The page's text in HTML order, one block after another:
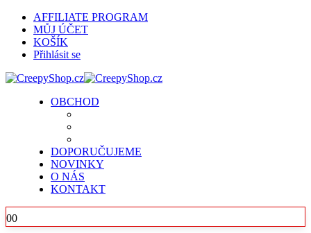
AFFILIATE PROGRAM
MŮJ ÚČET
KOŠÍK
Přihlásit se
OBCHOD
DOPORUČUJEME
NOVINKY
O NÁS
KONTAKT
00